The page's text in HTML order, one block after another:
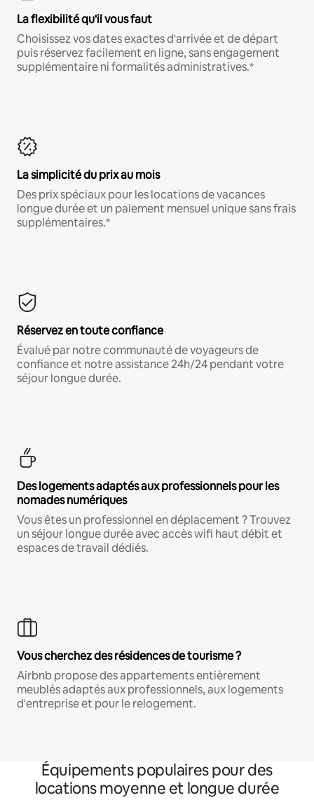
La flexibilité qu'il vous faut
Choisissez vos dates exactes d'arrivée et de départ
puis réservez facilement en ligne, sans engagement
supplémentaire ni formalités administratives.*
La simplicité du prix au mois
Des prix spéciaux pour les locations de vacances
longue durée et un paiement mensuel unique sans frais
supplémentaires.*
Réservez en toute confiance
Évalué par notre communauté de voyageurs de
confiance et notre assistance 24h/24 pendant votre
séjour longue durée.
Des logements adaptés aux professionnels pour les
nomades numériques
Vous êtes un professionnel en déplacement ? Trouvez
un séjour longue durée avec accès wifi haut débit et
espaces de travail dédiés.
Vous cherchez des résidences de tourisme ?
Airbnb propose des appartements entièrement
meublés adaptés aux professionnels, aux logements
d'entreprise et pour le relogement.
Équipements populaires pour des
locations moyenne et longue durée